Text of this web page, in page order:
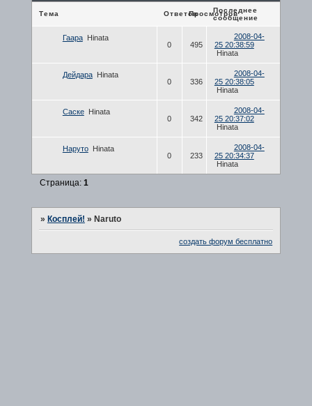
Тема ОтветовПросмотров
Последнее
сообщение
Гаара
Hinata
0
495
2008-04-
25 20:38:59
Hinata
Дейдара
Hinata
0
336
2008-04-
25 20:38:05
Hinata
Саске
Hinata
0
342
2008-04-
25 20:37:02
Hinata
Наруто
Hinata
0
233
2008-04-
25 20:34:37
Hinata
Страница: 1
» Косплей! » Naruto
создать форум бесплатно